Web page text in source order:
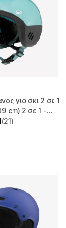
για σκι 2 σε 1
cm) 2 σε 1 -
from 21
(21)